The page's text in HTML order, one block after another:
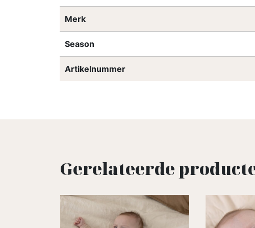
Merk
Season
Artikelnummer
Gerelateerde